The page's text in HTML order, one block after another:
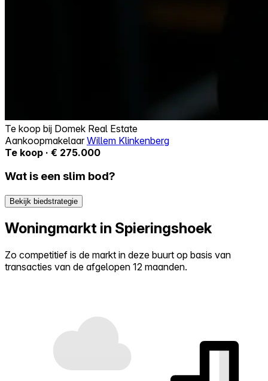
Te koop bij Domek Real Estate
AankoopmakelaarWillem Klinkenberg
Te koop · € 275.000
Wat is een slim bod?
Bekijk biedstrategie
Woningmarkt in Spieringshoek
Zo competitief is de markt in deze buurt op basis van
transacties van de afgelopen 12 maanden.